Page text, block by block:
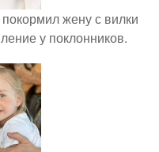
жену с вилки
у поклонников.